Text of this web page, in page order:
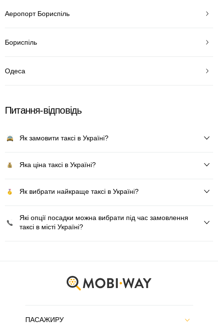
Аеропорт Бориспіль
Бориспіль
Одеса
Питання-відповідь
Як замовити таксі в Україні?
Яка ціна таксі в Україні?
Як вибрати найкраще таксі в Україні?
Які опції посадки можна вибрати під час замовлення
таксі в місті Україні?
ПАСАЖИРУ